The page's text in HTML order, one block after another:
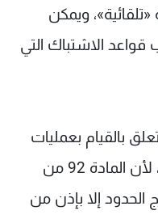
ويمكن
قواعد الاشتباك التي
بالقيام بعمليات
عسكرية داخل الأراضي السورية، لأن المادة 92 من
الحدود إلا بإذن من